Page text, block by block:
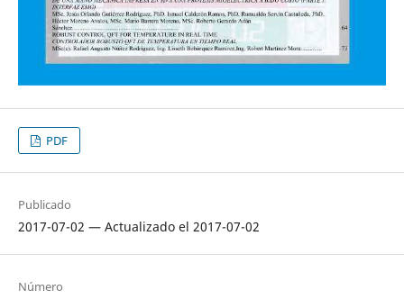
PDF
Publicado
2017-07-02 — Actualizado el 2017-07-02
Número